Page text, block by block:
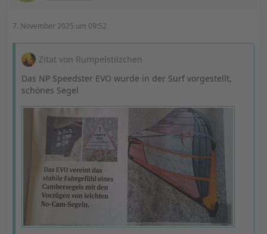
7. November 2025 um 09:52
Zitat von Rumpelstilzchen
Das NP Speedster EVO wurde in der Surf vorgestellt,
schönes Segel